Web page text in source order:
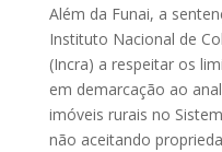
Além da Funai, a
Instituto Nacional de
(Incra) a respeitar os
em demarcação ao
imóveis rurais no
não aceitando